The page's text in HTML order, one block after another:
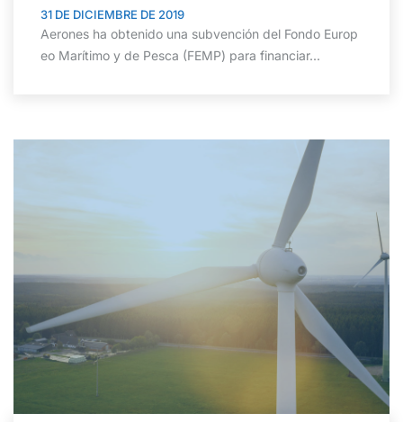
31 DE DICIEMBRE DE 2019
Aerones ha obtenido una subvención del Fondo Europ
eo Marítimo y de Pesca (FEMP) para financiar...